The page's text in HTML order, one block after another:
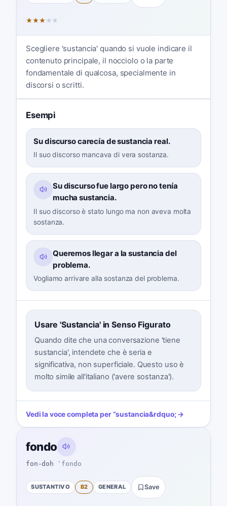
★★★ ★ ★
Scegliere 'sustancia' quando si vuole indicare il
contenuto principale, il nocciolo o la parte
fondamentale di qualcosa, specialmente in
discorsi o scritti.
Esempi
Su discurso carecía de sustancia real.
Il suo discorso mancava di vera sostanza.
Su discurso fue largo pero no tenía
mucha sustancia.
Il suo discorso è stato lungo ma non aveva molta
sostanza.
Queremos llegar a la sustancia del
problema.
Vogliamo arrivare alla sostanza del problema.
Usare 'Sustancia' in Senso Figurato
Quando dite che una conversazione 'tiene
sustancia', intendete che è seria e
significativa, non superficiale. Questo uso è
molto simile all'italiano ('avere sostanza').
Vedi la voce completa per“sustancia&rdquo; →
fondo
fon-doh ˈfondo
SUSTANTIVO B2 GENERAL Save